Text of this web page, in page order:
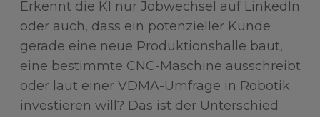
Erkennt die KI nur Jobwechsel auf LinkedIn
oder auch, dass ein potenzieller Kunde
gerade eine neue Produktionshalle baut,
eine bestimmte CNC-Maschine ausschreibt
oder laut einer VDMA-Umfrage in Robotik
investieren will? Das ist der Unterschied